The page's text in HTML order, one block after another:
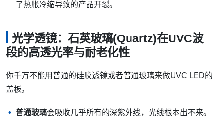
了热胀冷缩导致的产品开裂。
光学透镜：石英玻璃(Quartz)在UVC波
段的高透光率与耐老化性
你千万不能用普通的硅胶透镜或者普通玻璃来做UVC LED的
盖板。
普通玻璃会吸收几乎所有的深紫外线，光线根本出不来。